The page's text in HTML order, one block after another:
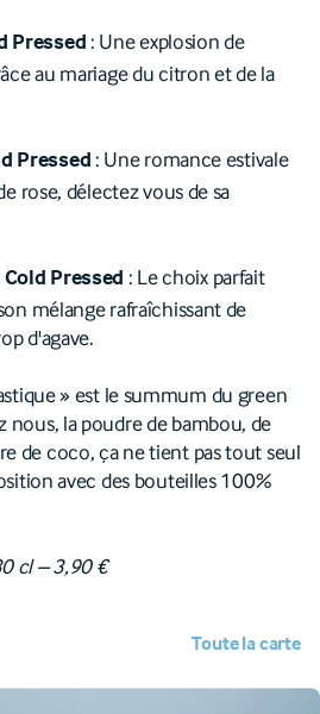
Pressed : Une explosion de
au mariage du citron et de la
Pressed : Une romance estivale
rose, délectez vous de sa
Pressed : Le choix parfait
mélange rafraîchissant de
d'agave.
» est le summum du green
nous, la poudre de bambou, de
de coco, ça ne tient pas tout seul
avec des bouteilles 100%
cl – 3,90 €
Toute la carte